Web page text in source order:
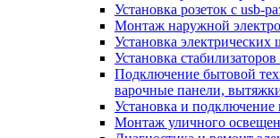
Установка розеток с usb-
Монтаж наружной
Установка электрических
Установка
Подключение бытовой
варочные панели,
Установка и подключение
Монтаж уличного